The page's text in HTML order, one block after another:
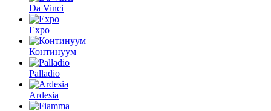
Da Vinci
Expo
Континуум
Palladio
Ardesia